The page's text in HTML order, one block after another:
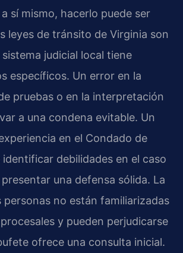
sí mismo, hacerlo puede ser
leyes de tránsito de Virginia son
judicial local tiene
específicos. Un error en la
pruebas o en la interpretación
a una condena evitable. Un
en el Condado de
identificar debilidades en el caso
una defensa sólida. La
personas no están familiarizadas
y pueden perjudicarse
ofrece una consulta inicial.